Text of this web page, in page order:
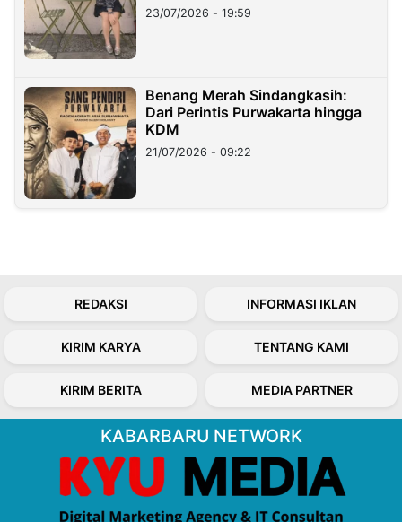
23/07/2026 - 19:59
Benang Merah Sindangkasih:
Dari Perintis Purwakarta hingga
KDM
21/07/2026 - 09:22
REDAKSI INFORMASI IKLAN
KIRIM KARYA TENTANG KAMI
KIRIM BERITA MEDIA PARTNER
KABARBARU NETWORK